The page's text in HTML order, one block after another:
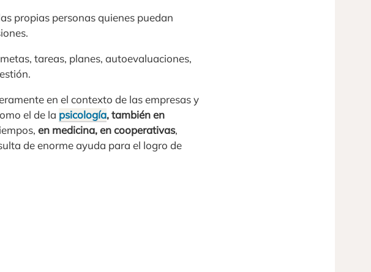
propias personas quienes puedan
tareas, planes, autoevaluaciones,
en el contexto de las empresas y
el de la psicología, también en
en medicina, en cooperativas,
de enorme ayuda para el logro de